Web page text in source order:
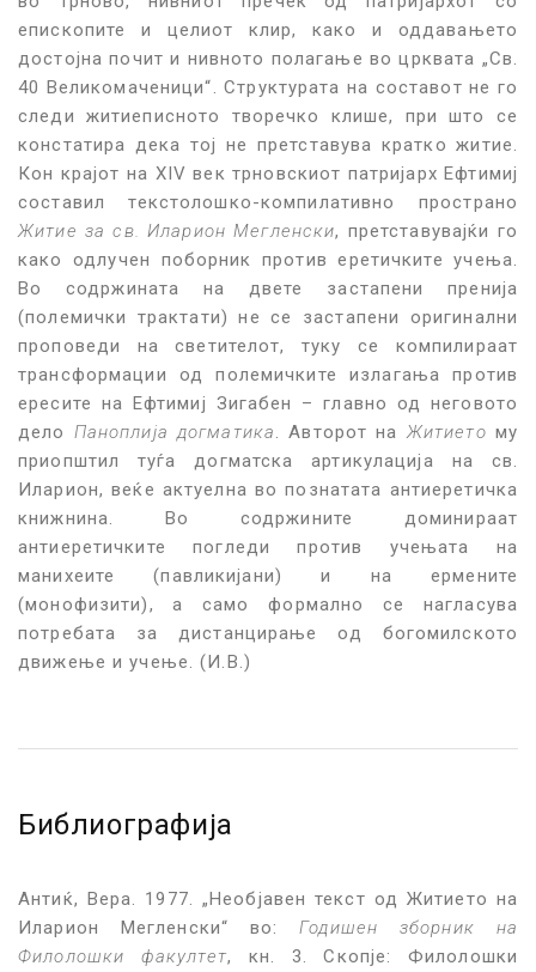
епископите и целиот клир, како и оддавањето
достојна почит и нивното полагање во црквата „Св.
40 Великомаченици“. Структурата на составот не го
следи житиеписното творечко клише, при што се
констатира дека тој не претставува кратко житие.
Кон крајот на XIV век трновскиот патријарх Ефтимиј
составил текстолошко-компилативно пространо
Житие за св. Иларион Мегленски, претставувајќи го
како одлучен поборник против еретичките учења.
Во содржината на двете застапени пренија
(полемички трактати) не се застапени оригинални
проповеди на светителот, туку се компилираат
трансформации од полемичките излагања против
ересите на Ефтимиј Зигабен – главно од неговото
дело Паноплија догматика . Авторот на Житието му
приопштил туѓа догматска артикулација на св.
Иларион, веќе актуелна во познатата антиеретичка
книжнина. Во содржините доминираат
антиеретичките погледи против учењата на
манихеите (павликијани) и на ермените
(монофизити), а само формално се нагласува
потребата за дистанцирање од богомилското
движење и учење. (И.В.)
Библиографија
Антиќ, Вера. 1977. „Необјавен текст од Житието на
Иларион Мегленски“ во:Годишен зборник на
Филолошки факултет, кн. 3. Скопје: Филолошки